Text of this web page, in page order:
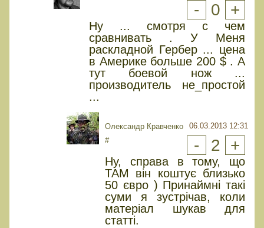
- 0 +
Ну ... смотря с чем
сравнивать . У Меня
раскладной Гербер ... цена
в Америке больше 200 $ . А
тут боевой нож ...
производитель не_простой
...
Олександр Кравченко
06.03.2013 12:31
#
- 2 +
Ну, справа в тому, що
ТАМ він коштує близько
50 євро ) Принаймні такі
суми я зустрічав, коли
матеріал шукав для
статті.